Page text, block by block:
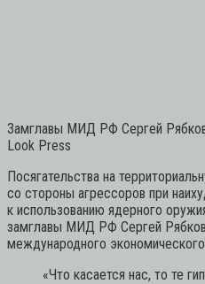
Замглавы МИД РФ Сергей
Look Press
Посягательства на
со стороны агрессоров при
к использованию ядерного
замглавы МИД РФ Сергей Рябков
международного
«Что касается нас, то те